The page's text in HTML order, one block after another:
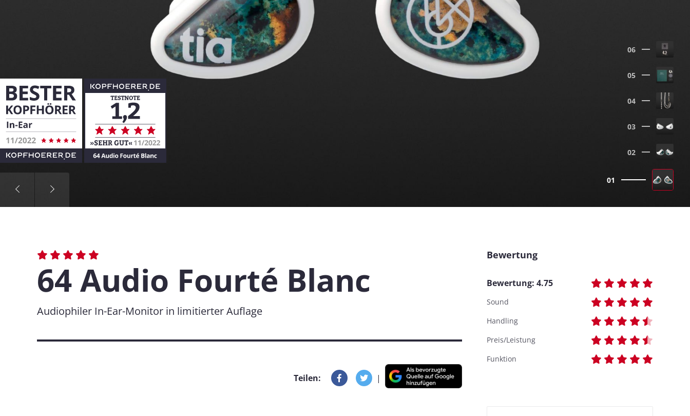
01
02
03
04
05
06
64 Audio Fourté Blanc
Audiophiler In-Ear-Monitor in limitierter Auflage
Teilen: |
Bewertung
Bewertung: 4.75
Sound
Handling
Preis/Leistung
Funktion